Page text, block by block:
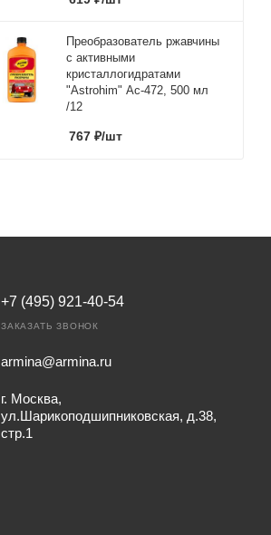
Преобразователь ржавчины
с активными
кристаллогидратами
"Astrohim" Ас-472, 500 мл
/12
767 ₽/шт
+7 (495) 921-40-54
ЗАКАЗАТЬ ЗВОНОК
armina@armina.ru
г. Москва,
ул.Шарикоподшипниковская, д.38,
стр.1